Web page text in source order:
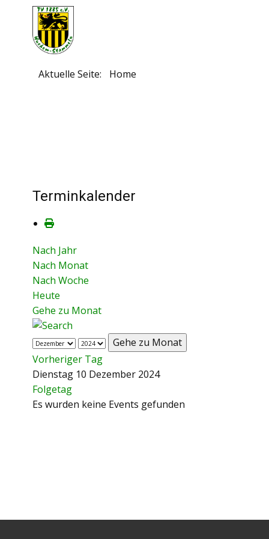
Aktuelle Seite: Home
Terminkalender
Nach Jahr
Nach Monat
Nach Woche
Heute
Gehe zu Monat
Gehe zu Monat
Vorheriger Tag
Dienstag 10 Dezember 2024
Folgetag
Es wurden keine Events gefunden